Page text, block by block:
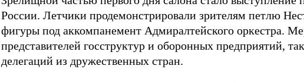
России. Летчики продемонстрировали зрителям петлю
фигуры под аккомпанемент Адмиралтейского оркестра.
представителей госструктур и оборонных предприятий,
делегаций из дружественных стран.